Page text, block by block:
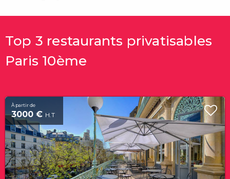
Top 3 restaurants privatisables
Paris 10ème
À partir de
3000 € H.T